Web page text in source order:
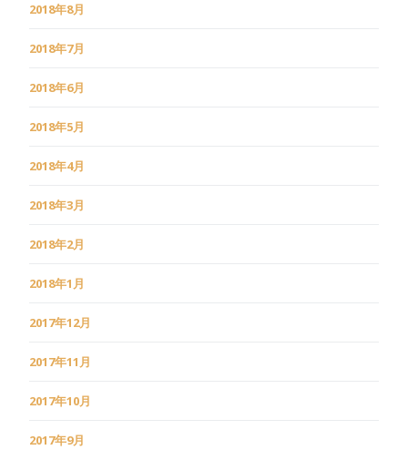
2018年8月
2018年7月
2018年6月
2018年5月
2018年4月
2018年3月
2018年2月
2018年1月
2017年12月
2017年11月
2017年10月
2017年9月